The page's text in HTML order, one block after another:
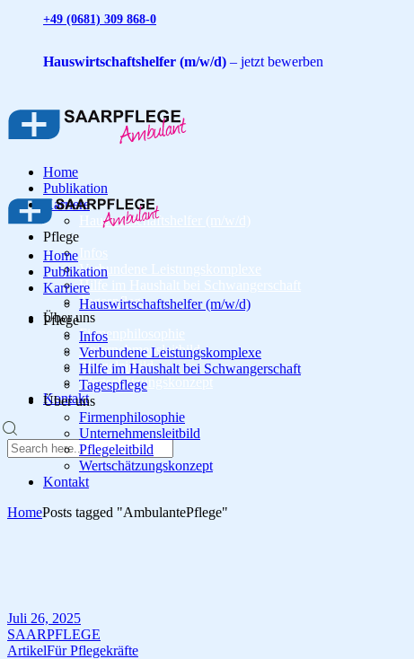
+49 (0681) 309 868-0
Hauswirtschaftshelfer (m/w/d) – jetzt bewerben
Home
Publikation
Karriere
Hauswirtschaftshelfer (m/w/d)
Pflege
Infos
Verbundene Leistungskomplexe
Hilfe im Haushalt bei Schwangerschaft
Tagespflege
Über uns
Firmenphilosophie
Unternehmensleitbild
Pflegeleitbild
Wertschätzungskonzept
Kontakt
Home
Publikation
Karriere
Hauswirtschaftshelfer (m/w/d)
Pflege
Infos
Verbundene Leistungskomplexe
Hilfe im Haushalt bei Schwangerschaft
Tagespflege
Über uns
Firmenphilosophie
Unternehmensleitbild
Pflegeleitbild
Wertschätzungskonzept
Kontakt
HomePosts tagged "AmbulantePflege"
Juli 26, 2025
SAARPFLEGE
ArtikelFür Pflegekräfte